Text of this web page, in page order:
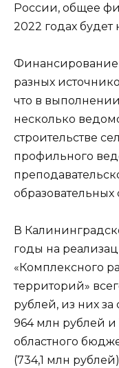
России, общее
2022 годах
Финансирование
разных
что в выполнении
несколько
строительстве
профильного
образовательных
В
годы на
«Комплексного
территорий»
рублей, из них
964 млн рублей и
областного
(734,1 млн